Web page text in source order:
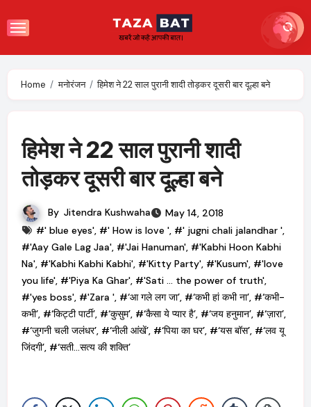
to
Home मनोरंजन हिमेश ने 22 साल पुरानी शादी तोड़कर दूसरी बार दूल्हा बने
हिमेश ने 22 साल पुरानी शादी
तोड़कर दूसरी बार दूल्हा बने
By Jitendra Kushwaha
May 14, 2018
#' blue eyes', #' How is love ', #' jugni chali jalandhar ',
#'Aay Gale Lag Jaa', #'Jai Hanuman', #'Kabhi Hoon Kabhi
Na', #'Kabhi Kabhi Kabhi', #'Kitty Party', #'Kusum', #'love
you life', #'Piya Ka Ghar', #'Sati ... the power of truth',
#'yes boss', #'Zara ', #‘आ गले लग जा’, #‘कभी हां कभी ना’, #‘कभी-
कभी’, #‘किट्टी पार्टी’, #‘कुसुम’, #‘कैसा ये प्‍यार है’, #‘जय हनुमान’, #‘ज़ारा’,
#‘जुगनी चली जलंधर’, #‘नीली आंखें’, #‘पिया का घर’, #‘यस बॉस’, #‘लव यू
जिंदगी’, #‘सती…सत्‍य की शक्ति’